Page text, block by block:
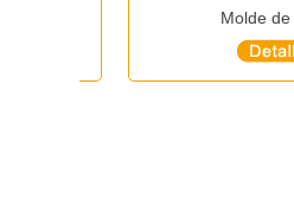
Molde de caja